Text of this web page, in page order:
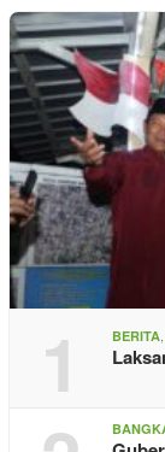
1 BERITA